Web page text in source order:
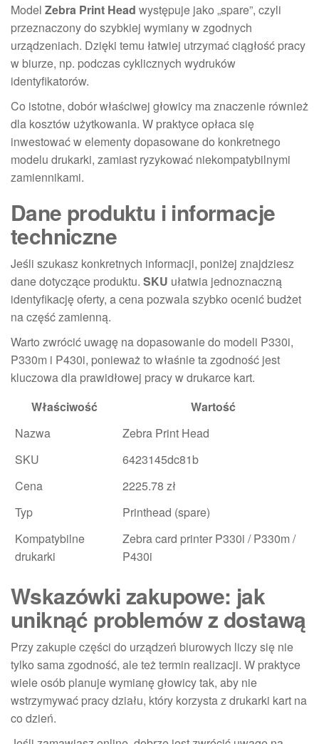
Model Zebra Print Head występuje jako „spare”, czyli
przeznaczony do szybkiej wymiany w zgodnych
urządzeniach. Dzięki temu łatwiej utrzymać ciągłość pracy
w biurze, np. podczas cyklicznych wydruków
identyfikatorów.
Co istotne, dobór właściwej głowicy ma znaczenie również
dla kosztów użytkowania. W praktyce opłaca się
inwestować w elementy dopasowane do konkretnego
modelu drukarki, zamiast ryzykować niekompatybilnymi
zamiennikami.
Dane produktu i informacje
techniczne
Jeśli szukasz konkretnych informacji, poniżej znajdziesz
dane dotyczące produktu. SKU ułatwia jednoznaczną
identyfikację oferty, a cena pozwala szybko ocenić budżet
na część zamienną.
Warto zwrócić uwagę na dopasowanie do modeli P330i,
P330m i P430i, ponieważ to właśnie ta zgodność jest
kluczowa dla prawidłowej pracy w drukarce kart.
Właściwość
Wartość
Nazwa
Zebra Print Head
SKU
6423145dc81b
Cena
2225.78 zł
Typ
Printhead (spare)
Kompatybilne
drukarki
Zebra card printer P330i / P330m /
P430i
Wskazówki zakupowe: jak
uniknąć problemów z dostawą
Przy zakupie części do urządzeń biurowych liczy się nie
tylko sama zgodność, ale też termin realizacji. W praktyce
wiele osób planuje wymianę głowicy tak, aby nie
wstrzymywać pracy działu, który korzysta z drukarki kart na
co dzień.